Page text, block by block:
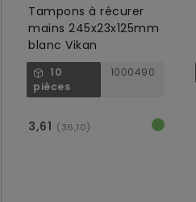
Tampons à récurer
mains 245x23x125mm
blanc Vikan
10
pièces
1000490
3,61 (36,10)